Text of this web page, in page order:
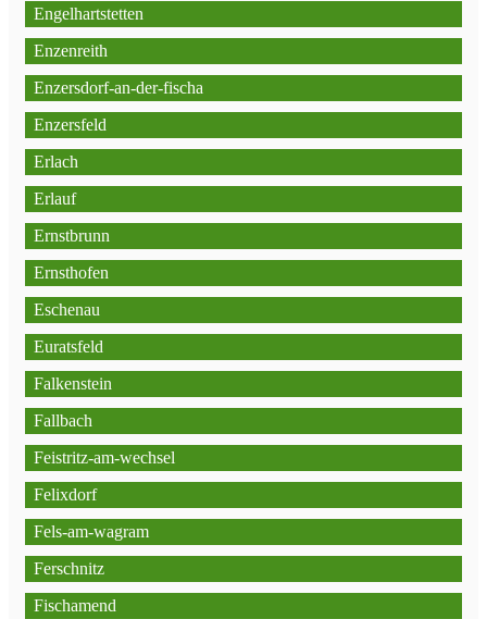
Engelhartstetten
Enzenreith
Enzersdorf-an-der-fischa
Enzersfeld
Erlach
Erlauf
Ernstbrunn
Ernsthofen
Eschenau
Euratsfeld
Falkenstein
Fallbach
Feistritz-am-wechsel
Felixdorf
Fels-am-wagram
Ferschnitz
Fischamend